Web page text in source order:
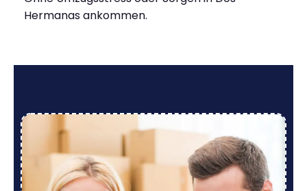
Hermanas ankommen.